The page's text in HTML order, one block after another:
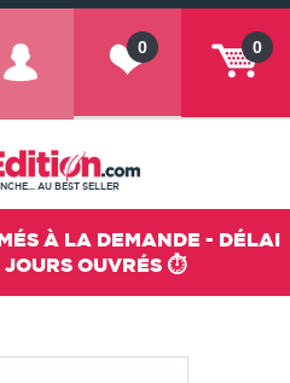
0
0
AU BEST SELLER
À LA DEMANDE - DÉLAI
OUVRÉS ⏱️